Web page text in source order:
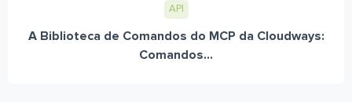
API
A Biblioteca de Comandos do MCP da Cloudways:
Comandos...